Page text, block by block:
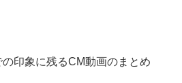
の印象に残るCM動画のまとめ